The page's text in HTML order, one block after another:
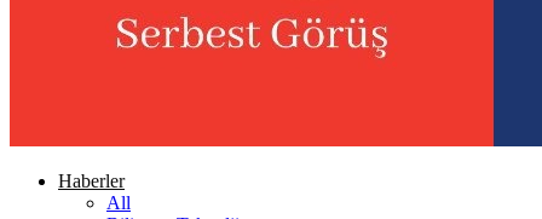
Haberler
All